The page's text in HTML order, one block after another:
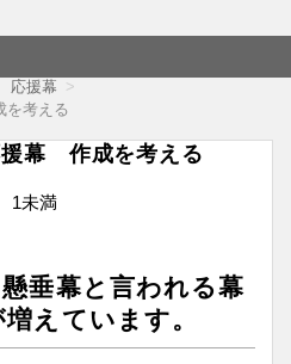
応援幕
考える
幕 作成を考える
1未満
垂幕と言われる幕
えています。